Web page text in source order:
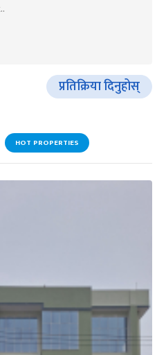
प्रतिक्रिया दिनुहोस्
HOT PROPERTIES